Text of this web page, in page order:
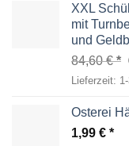
XXL
mit
und
84,60€
Lieferzeit:
Osterei
1,99 €